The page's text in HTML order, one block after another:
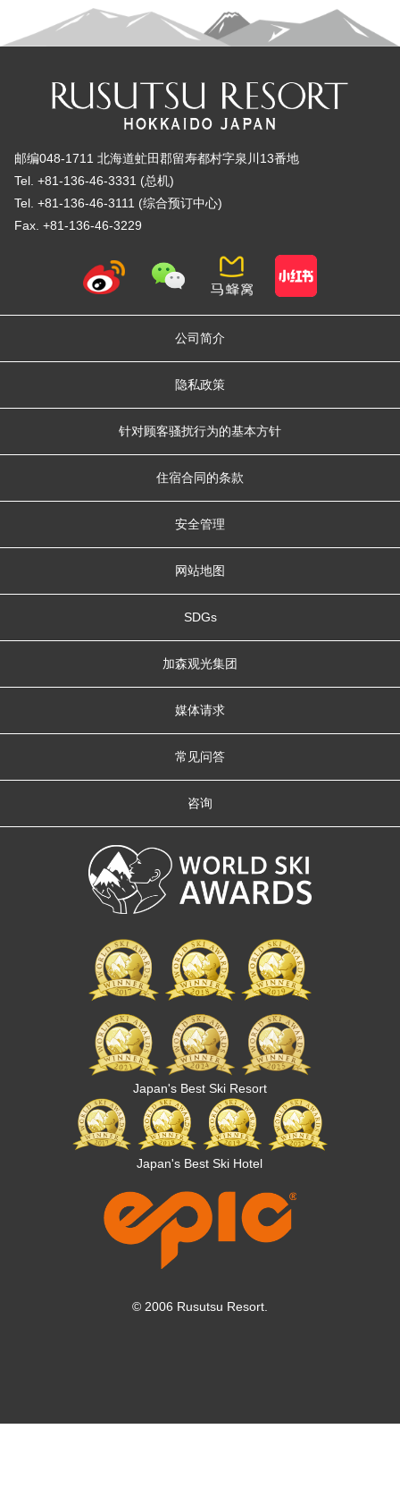
邮编048-1711 北海道虻田郡留寿都村字泉川13番地
Tel. +81-136-46-3331 (总机)
Tel. +81-136-46-3111 (综合预订中心)
Fax. +81-136-46-3229
Japan's Best Ski Resort
Japan's Best Ski Hotel
公司简介
隐私政策
针对顾客骚扰行为的基本方针
住宿合同的条款
安全管理
网站地图
SDGs
加森观光集团
媒体请求
常见问答
咨询
© 2006 Rusutsu Resort.